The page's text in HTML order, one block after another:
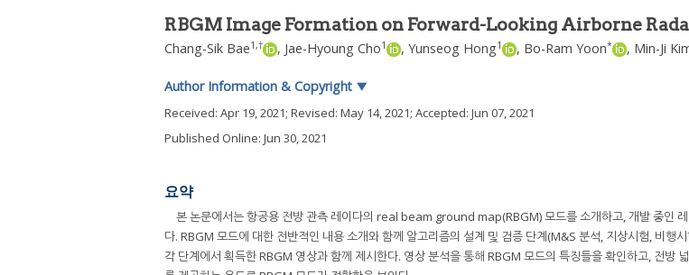
RBGM Image Formation on Forward-Looking Airborne
Chang-Sik Bae1 ,† , Jae-Hyoung Cho1 , Yunseog Hong1 , Bo-Ram Yoon* , Min-Ji
Author Information & Copyright ▼
Received: Apr 19, 2021; Revised: May 14, 2021; Accepted: Jun 07, 2021
Published Online: Jun 30, 2021
요약
본 논문에서는 항공용 전방 관측 레이다의 real beam ground map(RBGM) 모드를 소개하고, 개발 중인
다. RBGM 모드에 대한 전반적인 내용 소개와 함께 알고리즘의 설계 및 검증 단계(M&S 분석, 지상시험, 비행
각 단계에서 획득한 RBGM 영상과 함께 제시한다. 영상 분석을 통해 RBGM 모드의 특징들을 확인하고, 전방